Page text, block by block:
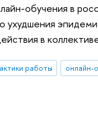
обучения в
ухудшения
в
работы онлайн-